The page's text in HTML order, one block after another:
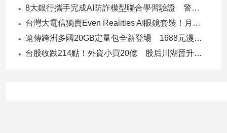
情
藝
術
文
8大銀行攜手完成AI防詐模型聯合學習驗證 警示帳戶準確度提升2倍
台灣大電信獨賣Even Realities AI眼鏡套裝！月付1399元 專案價3990
遠傳跨洲多國20GB定量包全新登場 1688元漫遊逾百國家！
台股收跌214點！外資小買20億 股后川湖晉升萬金股